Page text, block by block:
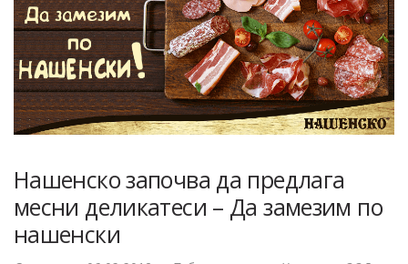
Нашенско започва да предлага
месни деликатеси – Да замезим по
нашенски